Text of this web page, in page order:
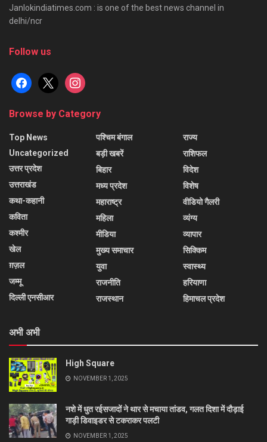
Janlokindiatimes.com : is one of the best news channel in
delhi/ncr
Follow us
facebook
x instagram
Browse by Category
Top News
Uncategorized
उत्तर प्रदेश
उत्तराखंड
कथा-कहानी
कविता
कश्मीर
खेल
ग़ज़ल
जम्मू
दिल्ली एनसीआर
पश्चिम बंगाल
बड़ी खबरें
बिहार
मध्य प्रदेश
महाराष्ट्र
महिला
मीडिया
मुख्य समाचार
युवा
राजनीति
राजस्थान
राज्य
राशिफल
विदेश
विशेष
वीडियो गैलरी
व्यंग्य
व्यापार
सिक्किम
स्वास्थ्य
हरियाणा
हिमाचल प्रदेश
अभी अभी
High Square
NOVEMBER 1, 2025
नशे में धुत रईसजादों ने थार से मचाया तांडव, गलत दिशा में दौड़ाई
गाड़ी डिवाइडर से टकराकर पलटी
NOVEMBER 1, 2025